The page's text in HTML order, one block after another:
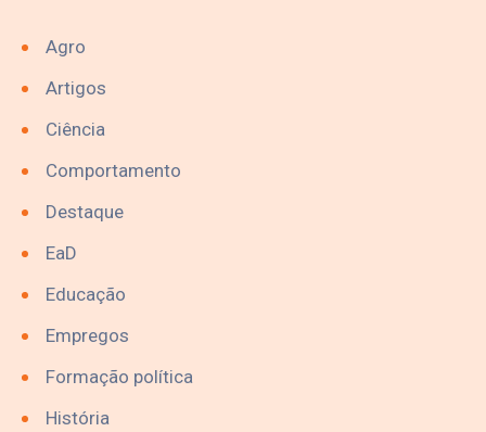
Agro
Artigos
Ciência
Comportamento
Destaque
EaD
Educação
Empregos
Formação política
História